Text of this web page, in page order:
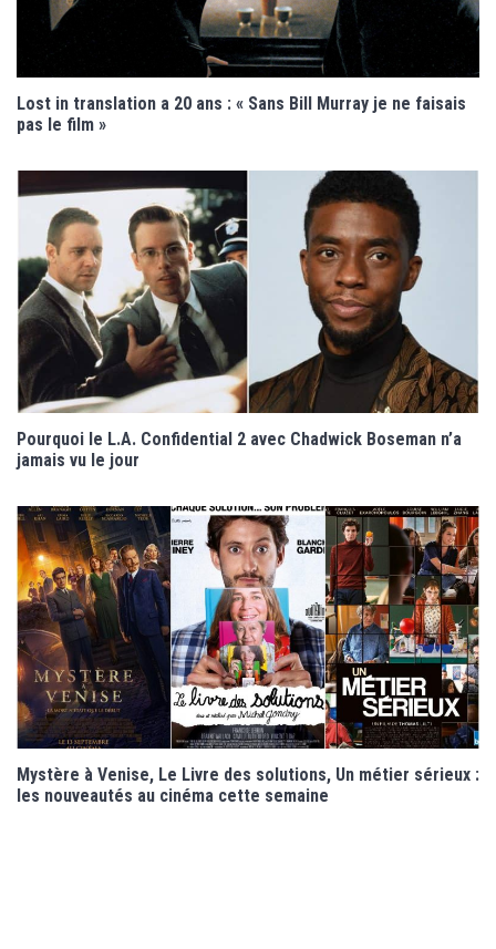
Lost in translation a 20 ans : « Sans Bill Murray je ne faisais
pas le film »
Pourquoi le L.A. Confidential 2 avec Chadwick Boseman n’a
jamais vu le jour
Mystère à Venise, Le Livre des solutions, Un métier sérieux :
les nouveautés au cinéma cette semaine